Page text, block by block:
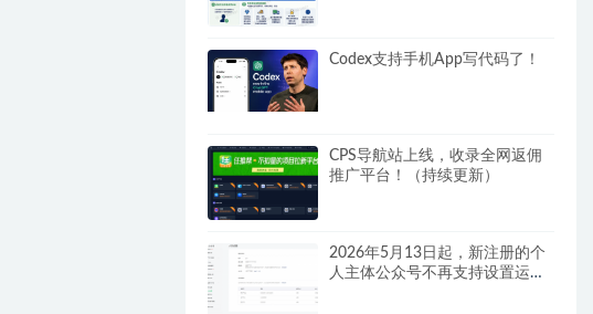
Codex支持手机App写代码了！
CPS导航站上线，收录全网返佣
推广平台！（持续更新）
2026年5月13日起，新注册的个
人主体公众号不再支持设置运营